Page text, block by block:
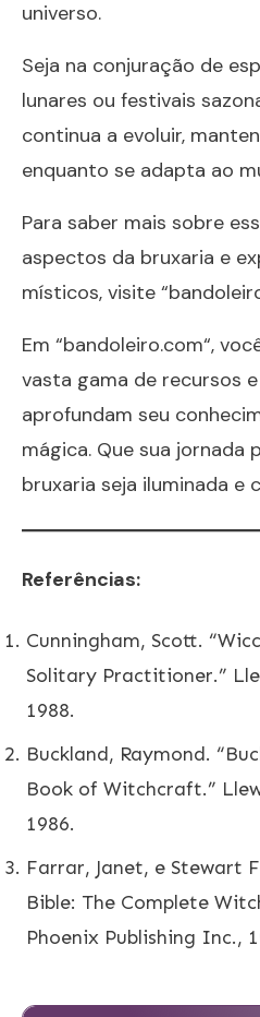
universo.
Seja na conjuração de
lunares ou festivais
continua a evoluir,
enquanto se adapta ao
Para saber mais sobre
aspectos da bruxaria e
místicos, visite “
Em “bandoleiro.com“,
vasta gama de recursos
aprofundam seu
mágica. Que sua jornada
bruxaria seja iluminada e
Referências:
Cunningham, Scott.
Solitary Practitioner.”
1988.
Buckland, Raymond.
Book of Witchcraft.”
1986.
Farrar, Janet, e Stewart
Bible: The Complete
Phoenix Publishing Inc.,